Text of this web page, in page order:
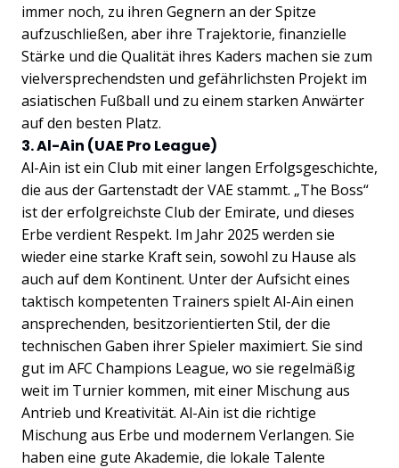
immer noch, zu ihren Gegnern an der Spitze
aufzuschließen, aber ihre Trajektorie, finanzielle
Stärke und die Qualität ihres Kaders machen sie zum
vielversprechendsten und gefährlichsten Projekt im
asiatischen Fußball und zu einem starken Anwärter
auf den besten Platz.
3. Al-Ain (UAE Pro League)
Al-Ain ist ein Club mit einer langen Erfolgsgeschichte,
die aus der Gartenstadt der VAE stammt. „The Boss“
ist der erfolgreichste Club der Emirate, und dieses
Erbe verdient Respekt. Im Jahr 2025 werden sie
wieder eine starke Kraft sein, sowohl zu Hause als
auch auf dem Kontinent. Unter der Aufsicht eines
taktisch kompetenten Trainers spielt Al-Ain einen
ansprechenden, besitzorientierten Stil, der die
technischen Gaben ihrer Spieler maximiert. Sie sind
gut im AFC Champions League, wo sie regelmäßig
weit im Turnier kommen, mit einer Mischung aus
Antrieb und Kreativität. Al-Ain ist die richtige
Mischung aus Erbe und modernem Verlangen. Sie
haben eine gute Akademie, die lokale Talente